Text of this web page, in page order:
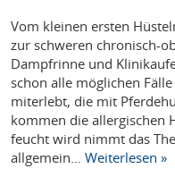
Vom kleinen ersten
zur schweren chronisch-
Dampfrinne und
schon alle möglichen
miterlebt, die mit
kommen die allergischen
feucht wird nimmt das
allgemein…Weiterlesen »